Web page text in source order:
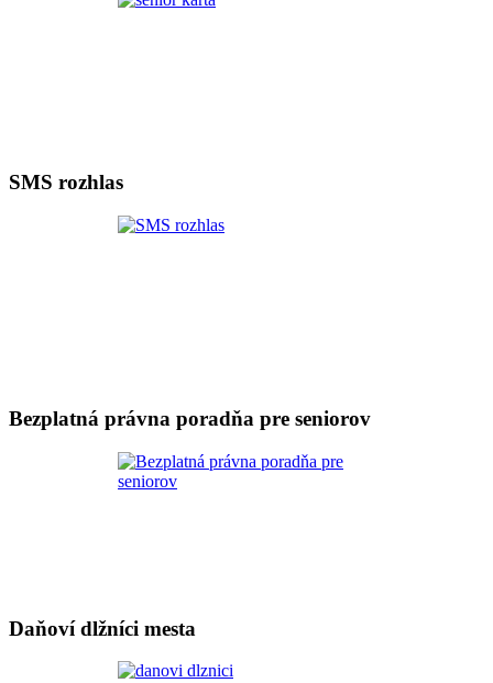
SMS rozhlas
Bezplatná právna poradňa pre seniorov
Daňoví dlžníci mesta